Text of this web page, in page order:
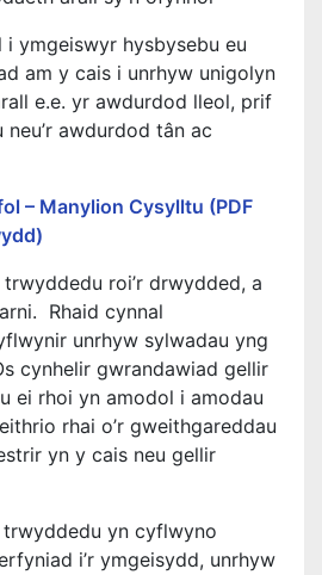
ymgeiswyr hysbysebu eu
am y cais i unrhyw unigolyn
e.e. yr awdurdod lleol, prif
awdurdod tân ac
– Manylion Cysylltu (PDF
trwyddedu roi’r drwydded, a
Rhaid cynnal
unrhyw sylwadau yng
cynhelir gwrandawiad gellir
ei rhoi yn amodol i amodau
rhai o’r gweithgareddau
yn y cais neu gellir
yn cyflwyno
i’r ymgeisydd, unrhyw